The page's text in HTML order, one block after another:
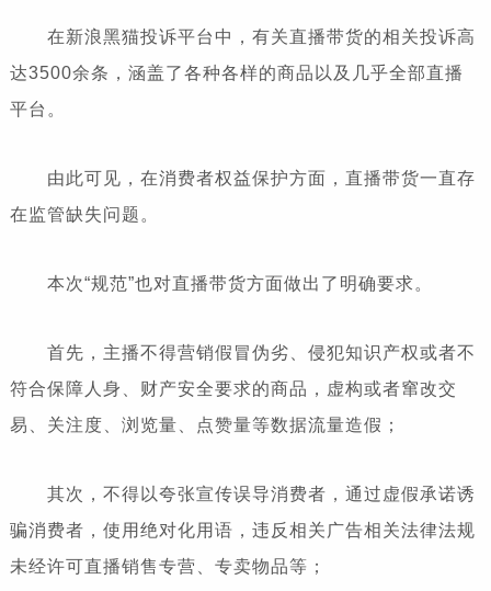
在新浪黑猫投诉平台中，有关直播带货的相关投诉高
达3500余条，涵盖了各种各样的商品以及几乎全部直播
平台。
由此可见，在消费者权益保护方面，直播带货一直存
在监管缺失问题。
本次“规范”也对直播带货方面做出了明确要求。
首先，主播不得营销假冒伪劣、侵犯知识产权或者不
符合保障人身、财产安全要求的商品，虚构或者窜改交
易、关注度、浏览量、点赞量等数据流量造假；
其次，不得以夸张宣传误导消费者，通过虚假承诺诱
骗消费者，使用绝对化用语，违反相关广告相关法律法规
未经许可直播销售专营、专卖物品等；